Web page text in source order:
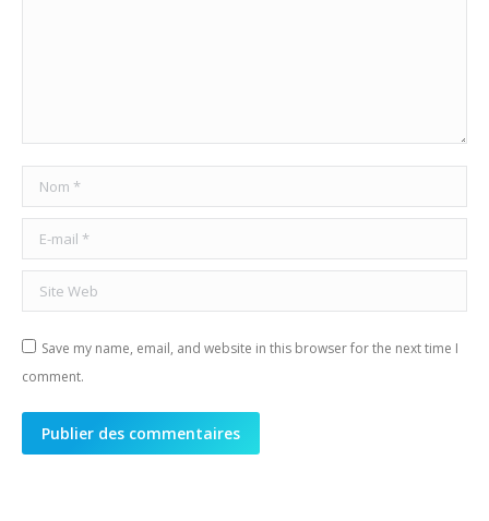
Nom *
E-mail *
Site Web
Save my name, email, and website in this browser for the next time I
comment.
Publier des commentaires